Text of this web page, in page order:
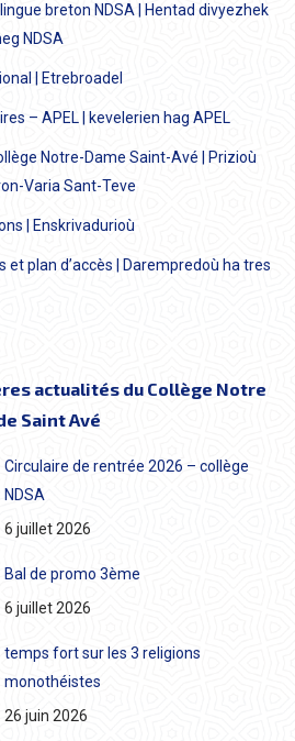
breton NDSA | Hentad divyezhek
NDSA
| Etrebroadel
– APEL | kevelerien hag APEL
Notre-Dame Saint-Avé | Prizioù
Varia Sant-Teve
| Enskrivadurioù
et plan d’accès | Darempredoù ha tres
actualités du Collège Notre
Saint Avé
Circulaire de rentrée 2026 – collège
NDSA
6 juillet 2026
Bal de promo 3ème
6 juillet 2026
temps fort sur les 3 religions
monothéistes
26 juin 2026